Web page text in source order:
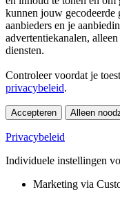
kunnen jouw gecodeerde
aanbieders en je
advertentiekanalen,
diensten.
Controleer voordat je
privacybeleid.
Accepteren Alleen
Privacybeleid
Individuele instellingen
Marketing via